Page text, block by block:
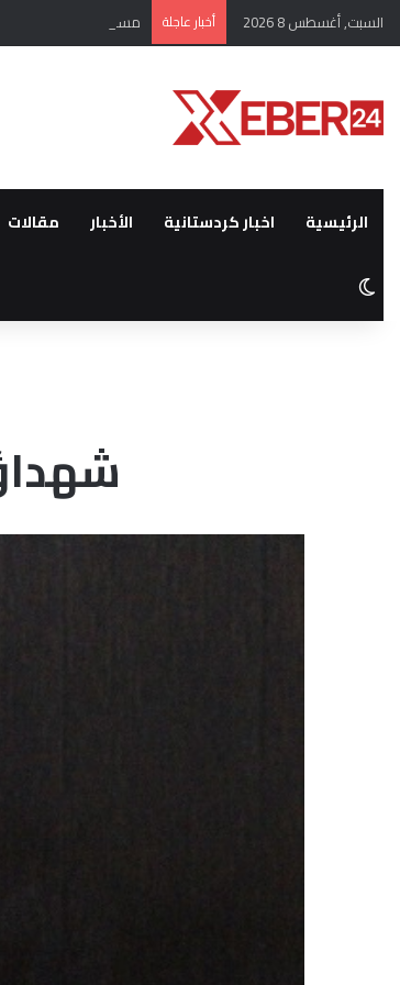
السبت, أغسطس 8 2026 أخبار عاجلة مسؤول كردي يكشف
الرئيسية اخبار كردستانية الأخبار مقالات
الوضع المظلم